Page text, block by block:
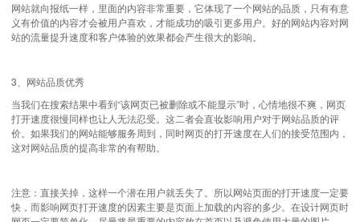
网站就向报纸一样，里面的内容非常重要，它体现了一个网站的品质，只有有意
义有价值的内容才会被用户喜欢，才能成功的吸引更多用户。好的网站内容对网
站的流量提升速度和客户体验的效果都会产生很大的影响。
3、网站品质优秀
当我们在搜索结果中看到“该网页已被删除或不能显示”时，心情地很不爽，网页
打开速度很慢同样也让人无法忍受。这二者会直妆影响用户对于网站品质的评
价。如果我们的网站能够服务周到，同时网页的打开速度在人们的接受范围内，
这对网站品质的提高非常的有帮助。
注意：直接关掉，这样一个潜在用户就丢失了。所以网站页面的打开速度一定要
快，而影响网页打开速度的因素主要是页面上加载的内容的多少。在设计网页时